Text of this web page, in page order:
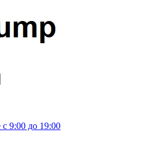
с 9:00 до 19:00